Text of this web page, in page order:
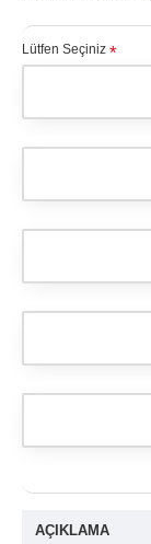
Lütfen Seçiniz
AÇIKLAMA